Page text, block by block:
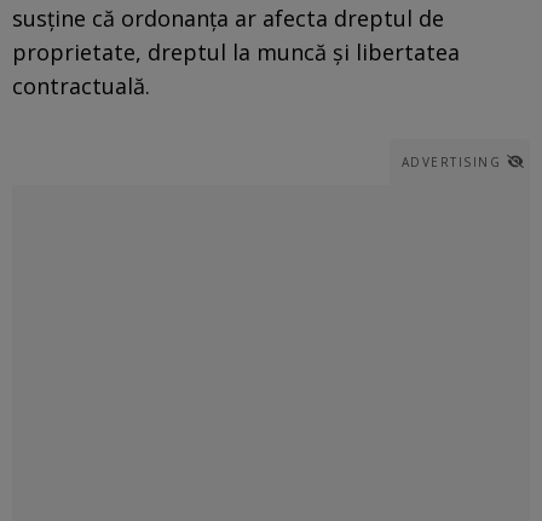
susține că ordonanța ar afecta dreptul de
proprietate, dreptul la muncă și libertatea
contractuală.
ADVERTISING